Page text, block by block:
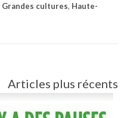
Grandes cultures, Haute-
Articles plus récents